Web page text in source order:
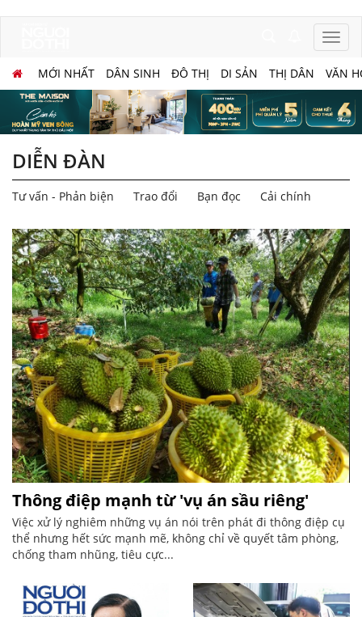
MỚI NHẤT DÂN SINH ĐÔ THỊ DI SẢN THỊ DÂN VĂN
DIỄN ĐÀN
Tư vấn - Phản biện Trao đổi Bạn đọc Cải chính
Thông điệp mạnh từ 'vụ án sầu riêng'
Việc xử lý nghiêm những vụ án nói trên phát đi thông điệp cụ
thể nhưng hết sức mạnh mẽ, không chỉ về quyết tâm phòng,
chống tham nhũng, tiêu cực...